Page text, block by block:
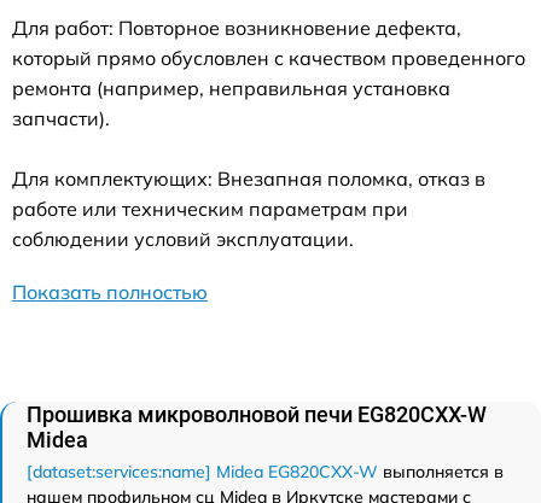
Для работ: Повторное возникновение дефекта,
который прямо обусловлен с качеством проведенного
ремонта (например, неправильная установка
запчасти).
Для комплектующих: Внезапная поломка, отказ в
работе или техническим параметрам при
соблюдении условий эксплуатации.
Показать полностью
Прошивка микроволновой печи EG820CXX-W
Midea
[dataset:services:name] Midea EG820CXX-W выполняется в
нашем профильном сц Midea в Иркутске мастерами с